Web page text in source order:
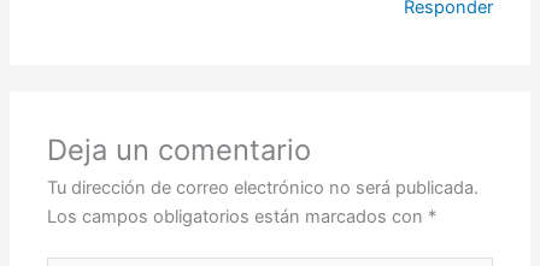
Responder
Deja un comentario
Tu dirección de correo electrónico no será publicada.
Los campos obligatorios están marcados con *